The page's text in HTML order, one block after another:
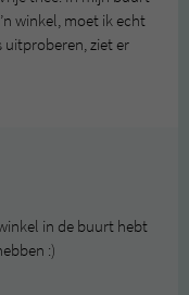
winkel, moet ik echt
uitproberen, ziet er
in de buurt hebt
:)